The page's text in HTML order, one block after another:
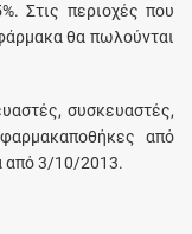
Στις περιοχές που
θα πωλούνται
συσκευαστές,
από
από 3/10/2013.